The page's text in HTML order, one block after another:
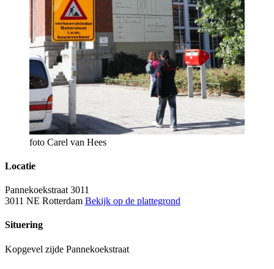
foto Carel van Hees
Locatie
Pannekoekstraat 3011
3011 NE Rotterdam Bekijk op de plattegrond
Situering
Kopgevel zijde Pannekoekstraat